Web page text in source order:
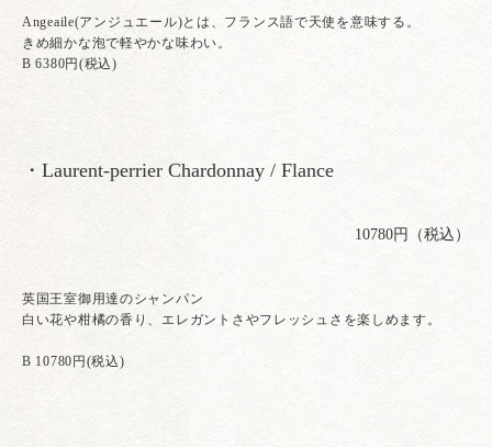
Angeaile(アンジュエール)とは、フランス語で天使を意味する。
きめ細かな泡で軽やかな味わい。
B 6380円(税込)
・Laurent-perrier Chardonnay / Flance
10780円（税込）
英国王室御用達のシャンパン
白い花や柑橘の香り、エレガントさやフレッシュさを楽しめます。
B 10780円(税込)